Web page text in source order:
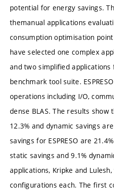
potential for energy savings.
themanual applications
consumption optimisation
have selected one complex
and two simplified applications
benchmark tool suite.
operations including I/O,
dense BLAS. The results
12.3% and dynamic savings
savings for ESPRESO are
static savings and 9.1%
applications, Kripke and
configurations each. The first